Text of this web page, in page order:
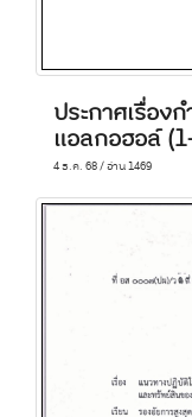
ประกาศเรื่อง
แอลกอฮอล์
4 ธ.ค. 68 / อ่าน 1469